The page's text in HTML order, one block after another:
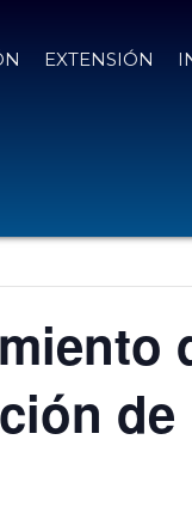
EXTENSIÓN
de